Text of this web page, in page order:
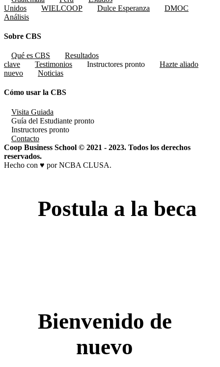
Unidos
WIELCOOP Dulce Esperanza
DMOC
Análisis
Sobre CBS
Qué es CBS
Resultados
clave
Testimonios Instructores pronto
Hazte aliado
nuevo
Noticias
Cómo usar la CBS
Visita Guiada
Guía del Estudiante pronto
Instructores pronto
Contacto
Coop Business School © 2021 - 2023. Todos los derechos
reservados.
Hecho con ♥ por NCBA CLUSA.
Postula a la beca
Bienvenido de
nuevo